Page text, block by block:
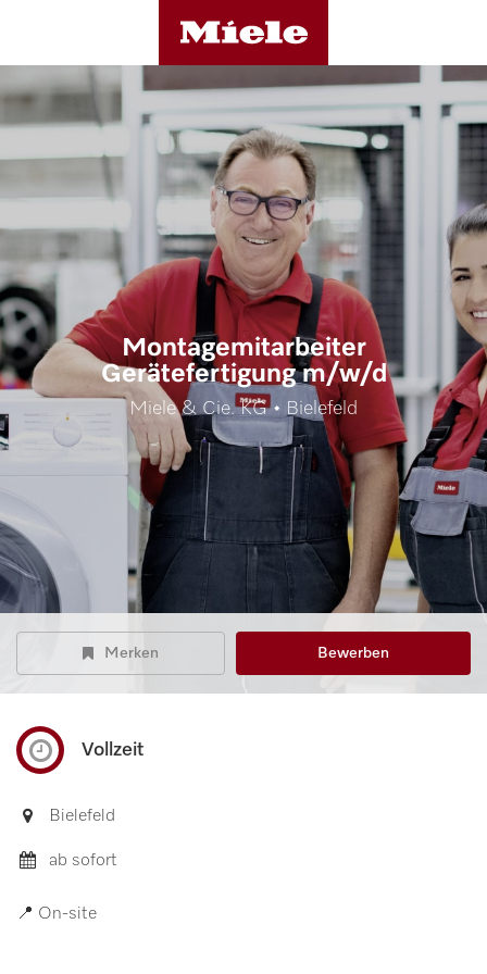
Montagemitarbeiter
Gerätefertigung m/w/d
Miele & Cie. KG • Bielefeld
Merken Bewerben
Vollzeit
Bielefeld
ab sofort
📍 On-site